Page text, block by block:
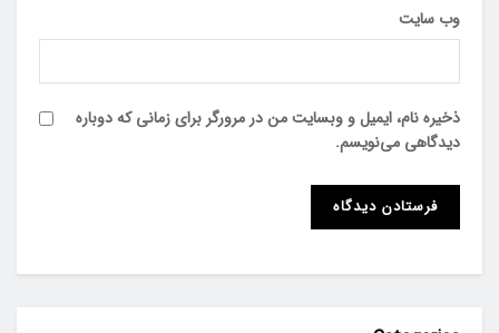
وب‌ سایت
ذخیره نام، ایمیل و وبسایت من در مرورگر برای زمانی که دوباره
دیدگاهی می‌نویسم.